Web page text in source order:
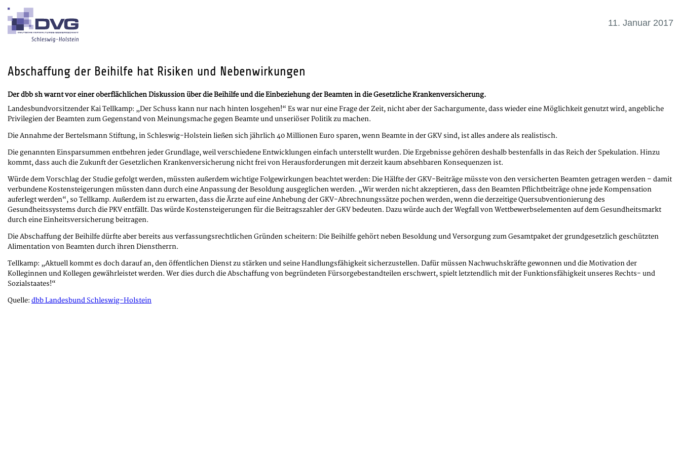
11. Januar 2017
Abschaffung der Beihilfe hat Risiken und Nebenwirkungen
Der dbb sh warnt vor einer oberflächlichen Diskussion über die Beihilfe und die Einbeziehung der Beamten in die Gesetzliche Krankenversicherung.
Landesbundvorsitzender Kai Tellkamp: „Der Schuss kann nur nach hinten losgehen!“ Es war nur eine Frage der Zeit, nicht aber der Sachargumente, dass wieder eine Möglichkeit genutzt wird, angebliche
Privilegien der Beamten zum Gegenstand von Meinungsmache gegen Beamte und unseriöser Politik zu machen.
Die Annahme der Bertelsmann Stiftung, in Schleswig-Holstein ließen sich jährlich 40 Millionen Euro sparen, wenn Beamte in der GKV sind, ist alles andere als realistisch.
Die genannten Einsparsummen entbehren jeder Grundlage, weil verschiedene Entwicklungen einfach unterstellt wurden. Die Ergebnisse gehören deshalb bestenfalls in das Reich der Spekulation. Hinzu
kommt, dass auch die Zukunft der Gesetzlichen Krankenversicherung nicht frei von Herausforderungen mit derzeit kaum absehbaren Konsequenzen ist.
Würde dem Vorschlag der Studie gefolgt werden, müssten außerdem wichtige Folgewirkungen beachtet werden: Die Hälfte der GKV-Beiträge müsste von den versicherten Beamten getragen werden – damit
verbundene Kostensteigerungen müssten dann durch eine Anpassung der Besoldung ausgeglichen werden. „Wir werden nicht akzeptieren, dass den Beamten Pflichtbeiträge ohne jede Kompensation
auferlegt werden“, so Tellkamp. Außerdem ist zu erwarten, dass die Ärzte auf eine Anhebung der GKV-Abrechnungssätze pochen werden, wenn die derzeitige Quersubventionierung des
Gesundheitssystems durch die PKV entfällt. Das würde Kostensteigerungen für die Beitragszahler der GKV bedeuten. Dazu würde auch der Wegfall von Wettbewerbselementen auf dem Gesundheitsmarkt
durch eine Einheitsversicherung beitragen.
Die Abschaffung der Beihilfe dürfte aber bereits aus verfassungsrechtlichen Gründen scheitern: Die Beihilfe gehört neben Besoldung und Versorgung zum Gesamtpaket der grundgesetzlich geschützten
Alimentation von Beamten durch ihren Dienstherrn.
Tellkamp: „Aktuell kommt es doch darauf an, den öffentlichen Dienst zu stärken und seine Handlungsfähigkeit sicherzustellen. Dafür müssen Nachwuchskräfte gewonnen und die Motivation der
Kolleginnen und Kollegen gewährleistet werden. Wer dies durch die Abschaffung von begründeten Fürsorgebestandteilen erschwert, spielt letztendlich mit der Funktionsfähigkeit unseres Rechts- und
Sozialstaates!“
Quelle: dbb Landesbund Schleswig-Holstein